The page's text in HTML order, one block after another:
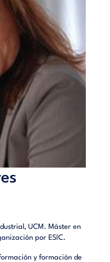
UCM. Máster en
por ESIC.
y formación de